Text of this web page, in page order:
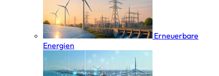
Erneuerbare
Energien